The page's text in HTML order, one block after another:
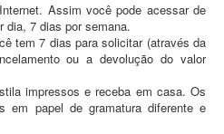
Assim você pode acessar de
dia, 7 dias por semana.
tem 7 dias para solicitar (através da
ou a devolução do valor
impressos e receba em casa. Os
em papel de gramatura diferente e